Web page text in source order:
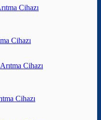
Cihazı
Cihazı